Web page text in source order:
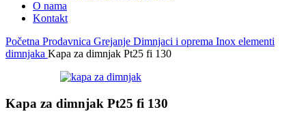
O nama
Kontakt
Početna Prodavnica Grejanje Dimnjaci i oprema Inox elementi
dimnjaka Kapa za dimnjak Pt25 fi 130
Kapa za dimnjak Pt25 fi 130